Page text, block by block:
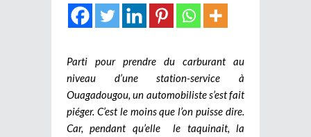
Parti pour prendre du carburant au
niveau d’une station-service à
Ouagadougou, un automobiliste s’est fait
piéger. C’est le moins que l’on puisse dire.
Car, pendant qu’elle le taquinait, la